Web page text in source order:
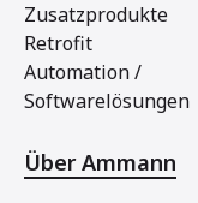
Zusatzprodukte
Retrofit
Automation /
Softwarelösungen
Über Ammann